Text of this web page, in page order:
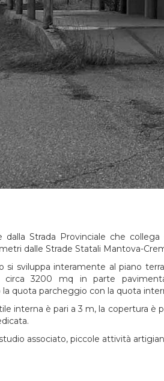
dalla Strada Provinciale che
dalle Strade Statali Mantova-
si sviluppa interamente al piano
circa 3200 mq in parte
la quota parcheggio con la quota
interna è pari a 3 m, la copertura è
associato, piccole attività